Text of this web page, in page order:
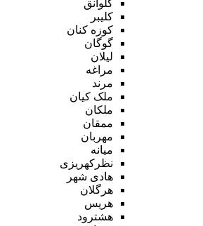
کلوانق
کلیبر
کوزه کنان
گوگان
لیلان
مراغه
مرند
ملک کیان
ملکان
ممقان
مهربان
میانه
نظرکهریزی
هادی شهر
هرگلان
هریس
هشترود